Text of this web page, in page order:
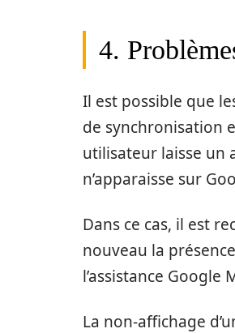
4.
Il est possible que
de synchronisation
utilisateur laisse un
n’apparaisse sur
Dans ce cas, il est
nouveau la
l’assistance Google
La non-affichage